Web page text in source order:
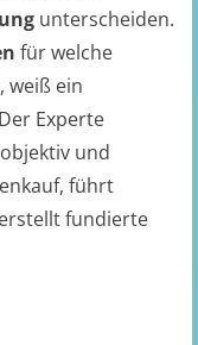
unterscheiden.
für welche
weiß ein
Experte
und
führt
fundierte